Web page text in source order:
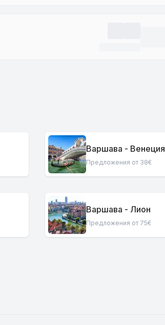
Варшава - Венеция
Предложения от 38€
Варшава - Лион
Предложения от 75€